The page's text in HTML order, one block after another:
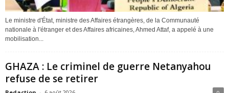
Le ministre d'État, ministre des Affaires étrangères, de la Communauté
nationale à l'étranger et des Affaires africaines, Ahmed Attaf, a appelé à une
mobilisation...
GHAZA : Le criminel de guerre Netanyahou
refuse de se retirer